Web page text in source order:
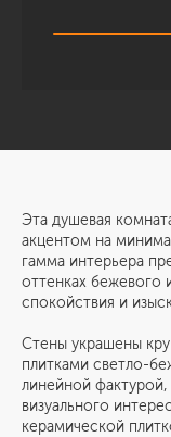
Эта душевая
акцентом на
гамма интерьера
оттенках
спокойствия и
Стены украшены
плитками светло-
линейной
визуального
керамической